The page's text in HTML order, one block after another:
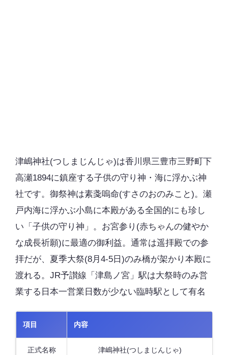
津嶋神社(つしまじんじゃ)は香川県三豊市三野町下
高瀬1894に鎮座する子供の守り神・海に浮かぶ神
社です。御祭神は素戔嗚命(すさのおのみこと)。瀬
戸内海に浮かぶ小島に本殿がある全国的にも珍し
い「子供の守り神」。お宮参り(赤ちゃんの健やか
な成長祈願)に最適の御利益。通常は遥拝殿での参
拝だが、夏季大祭(8月4-5日)のみ橋が架かり本殿に
渡れる。JR予讃線「津島ノ宮」駅は大祭時のみ営
業する日本一営業日数が少ない臨時駅として有名
項目 内容
正式名称 津嶋神社(つしまじんじゃ)